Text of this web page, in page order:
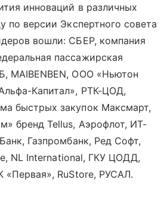
инноваций в различных
по версии Экспертного совета
вошли: СБЕР, компания
пассажирская
MAIBENBEN, ООО «Ньютон
Капитал», РТК-ЦОД,
быстрых закупок Максмарт,
бренд Tellus, Аэрофлот, ИТ-
Газпромбанк, Ред Софт,
NL International, ГКУ ЦОДД,
«Первая», RuStore, РУСАЛ.